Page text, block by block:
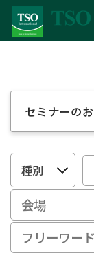
セミナーの